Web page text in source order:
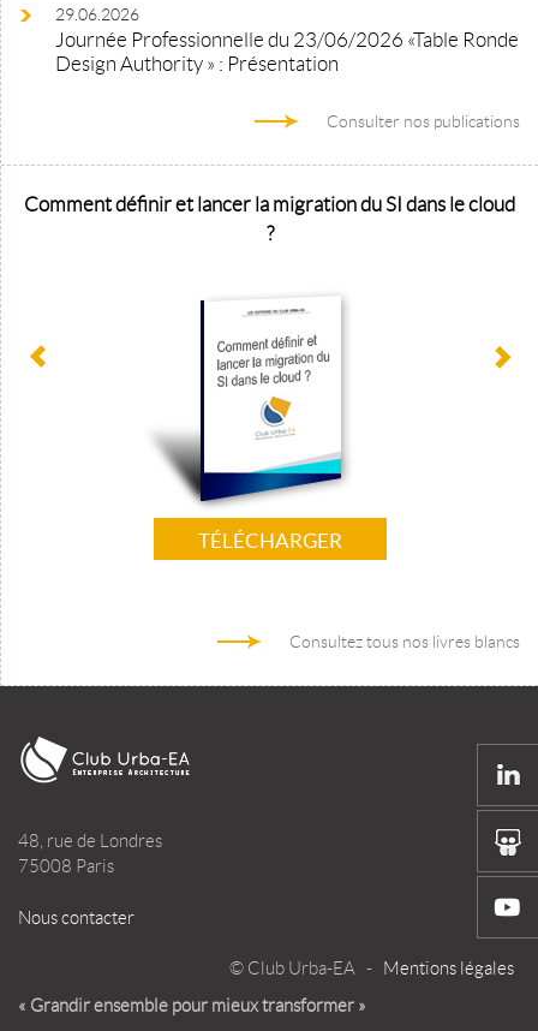
29.06.2026
Journée Professionnelle du 23/06/2026 «Table Ronde
Design Authority » : Présentation
Consulter nos publications
Comment définir et lancer la migration du SI dans le cloud
?
TÉLÉCHARGER
Consultez tous nos livres blancs
48, rue de Londres
75008 Paris
Nous contacter
© Club Urba-EA -
Mentions légales
« Grandir ensemble pour mieux transformer »